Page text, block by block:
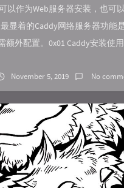
以作为Web服务器安装，也可
显着的Caddy网络服务器功能
额外配置。0x01 Caddy安装使
November 5, 2019 No